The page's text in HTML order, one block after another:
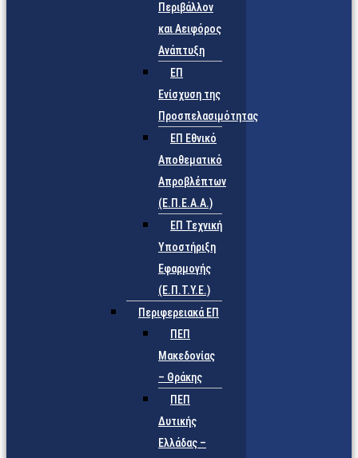
Περιβάλλον
και Αειφόρος
Ανάπτυξη
ΕΠ
Ενίσχυση της
Προσπελασιμότητας
ΕΠ Εθνικό
Αποθεματικό
Απροβλέπτων
(Ε.Π.Ε.Α.Α.)
ΕΠ Τεχνική
Υποστήριξη
Εφαρμογής
(Ε.Π.Τ.Υ.Ε.)
Περιφερειακά ΕΠ
ΠΕΠ
Μακεδονίας
– Θράκης
ΠΕΠ
Δυτικής
Ελλάδας –